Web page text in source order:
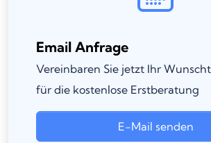
Email Anfrage
Vereinbaren Sie jetzt Ihr
für die kostenlose Erstberatung
E-Mail senden